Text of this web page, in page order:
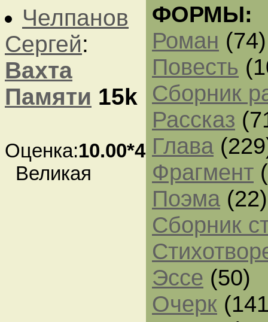
ФОРМЫ:
Роман (74)
Повесть
Сборник
Рассказ
Глава
Фрагмент
Поэма (22)
Сборник
Эссе (50)
Очерк
Челпанов
Сергей:
Вахта
Памяти 15k
Оценка:10.00*4
Великая